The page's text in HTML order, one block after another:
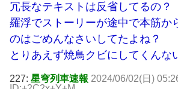
冗長なテキストは反省してるの？
羅浮でストーリーが途中で本筋か
のはごめんなさいしてたよね？
とりあえず焼鳥クビにしてくんな
227: 星穹列車速報 2024/06/02(日)